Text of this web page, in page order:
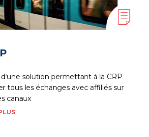
solution permettant à la CRP
tous les échanges avec affiliés sur
canaux